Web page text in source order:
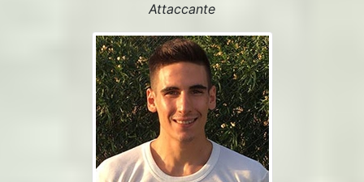
Attaccante